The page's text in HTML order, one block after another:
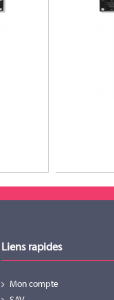
Liens rapides
Mon compte